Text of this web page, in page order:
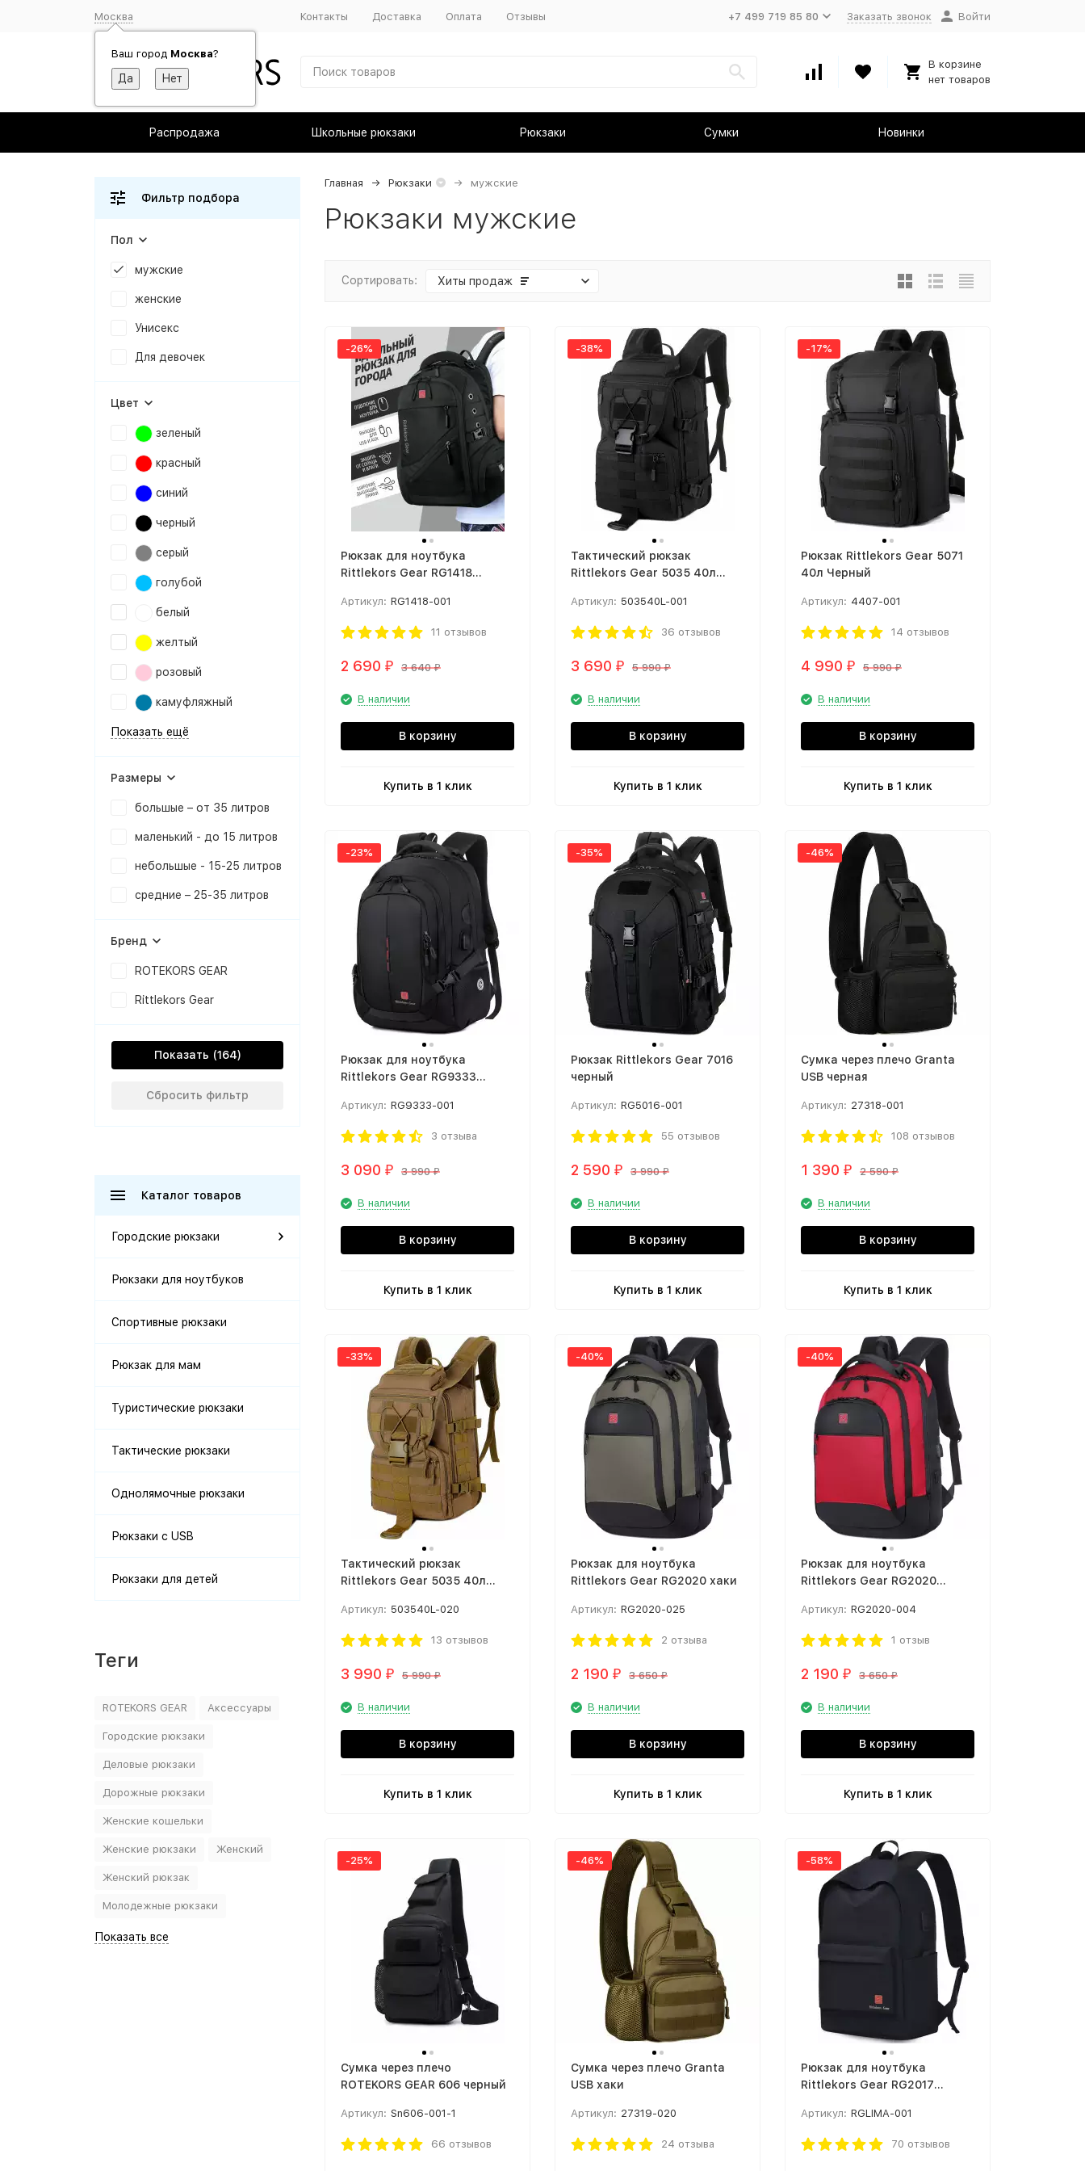
Москва
Ваш город Москва?
Контакты Доставка Оплата Отзывы +7 499 719 85 80 Заказать звонок Войти
В корзине
нет товаров
Распродажа Школьные рюкзаки Рюкзаки Сумки Новинки
Главная Рюкзаки мужские
Рюкзаки мужские
Сортировать: Хиты продаж
-26%
Рюкзак для ноутбука
Rittlekors Gear RG1418
Артикул: RG1418-001
11 отзывов
2 690 ₽ 3 640₽
В наличии
В корзину
Купить в 1 клик
-38%
Тактический рюкзак
Rittlekors Gear 5035 40л
Артикул: 503540L-001
36 отзывов
3 690 ₽ 5 990₽
В наличии
В корзину
Купить в 1 клик
-17%
Рюкзак Rittlekors Gear 5071
40л Черный
Артикул: 4407-001
14 отзывов
4 990 ₽ 5 990₽
В наличии
В корзину
Купить в 1 клик
-23%
Рюкзак для ноутбука
Rittlekors Gear RG9333
Артикул: RG9333-001
3 отзыва
3 090 ₽ 3 990₽
В наличии
В корзину
Купить в 1 клик
-35%
Рюкзак Rittlekors Gear 7016
черный
Артикул: RG5016-001
55 отзывов
2 590 ₽ 3 990₽
В наличии
В корзину
Купить в 1 клик
-46%
Cумка через плечо Granta
USB черная
Артикул: 27318-001
108 отзывов
1 390 ₽ 2 590₽
В наличии
В корзину
Купить в 1 клик
-33%
Тактический рюкзак
Rittlekors Gear 5035 40л
Артикул: 503540L-020
13 отзывов
3 990 ₽ 5 990₽
В наличии
В корзину
Купить в 1 клик
-40%
Рюкзак для ноутбука
Rittlekors Gear RG2020 хаки
Артикул: RG2020-025
2 отзыва
2 190 ₽ 3 650₽
В наличии
В корзину
Купить в 1 клик
-40%
Рюкзак для ноутбука
Rittlekors Gear RG2020
Артикул: RG2020-004
1 отзыв
2 190 ₽ 3 650₽
В наличии
В корзину
Купить в 1 клик
-25%
Сумка через плечо
ROTEKORS GEAR 606 черный
Артикул: Sn606-001-1
66 отзывов
-46%
Cумка через плечо Granta
USB хаки
Артикул: 27319-020
24 отзыва
-58%
Рюкзак для ноутбука
Rittlekors Gear RG2017
Артикул: RGLIMA-001
70 отзывов
Фильтр подбора
Пол
мужские
женские
Унисекс
Для девочек
Цвет
зеленый
красный
синий
черный
серый
голубой
белый
желтый
розовый
камуфляжный
Показать ещё
Размеры
большые – от 35 литров
маленький - до 15 литров
небольшые - 15-25 литров
cредние – 25-35 литров
Бренд
ROTEKORS GEAR
Rittlekors Gear
Показать
Сбросить фильтр
Каталог товаров
Городские рюкзаки
Рюкзаки для ноутбуков
Спортивные рюкзаки
Рюкзак для мам
Туристические рюкзаки
Тактические рюкзаки
Однолямочные рюкзаки
Рюкзаки с USB
Рюкзаки для детей
Теги
ROTEKORS GEAR Аксессуары
Городские рюкзаки
Деловые рюкзаки
Дорожные рюкзаки
Женские кошельки
Женские рюкзаки Женский
Женский рюкзак
Молодежные рюкзаки
Показать все